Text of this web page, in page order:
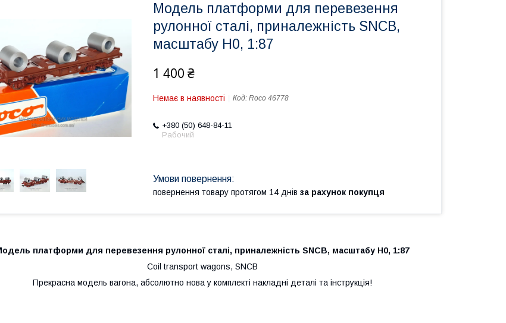
Модель платформи для перевезення
рулонної сталі, приналежність SNCB,
масштабу H0, 1:87
1 400 ₴
Немає в наявності Код: Roco 46778
+380 (50) 648-84-11
Рабочий
повернення товару протягом 14 днів за рахунок покупця
платформи для перевезення рулонної сталі, приналежність SNCB, масштабу H0, 1:87
Coil transport wagons, SNCB
Прекрасна модель вагона, абсолютно нова у комплекті накладні деталі та інструкція!